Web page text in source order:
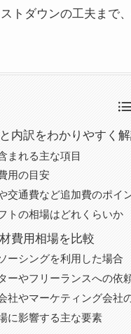
トダウンの工夫まで
内訳をわかりやすく
まれる主な項目
用の目安
交通費など追加費のポイ
トの相場はどれくらいか
費用相場を比較
ーシングを利用した場合
ーやフリーランスへの依
社やマーケティング会社
に影響する主な要素